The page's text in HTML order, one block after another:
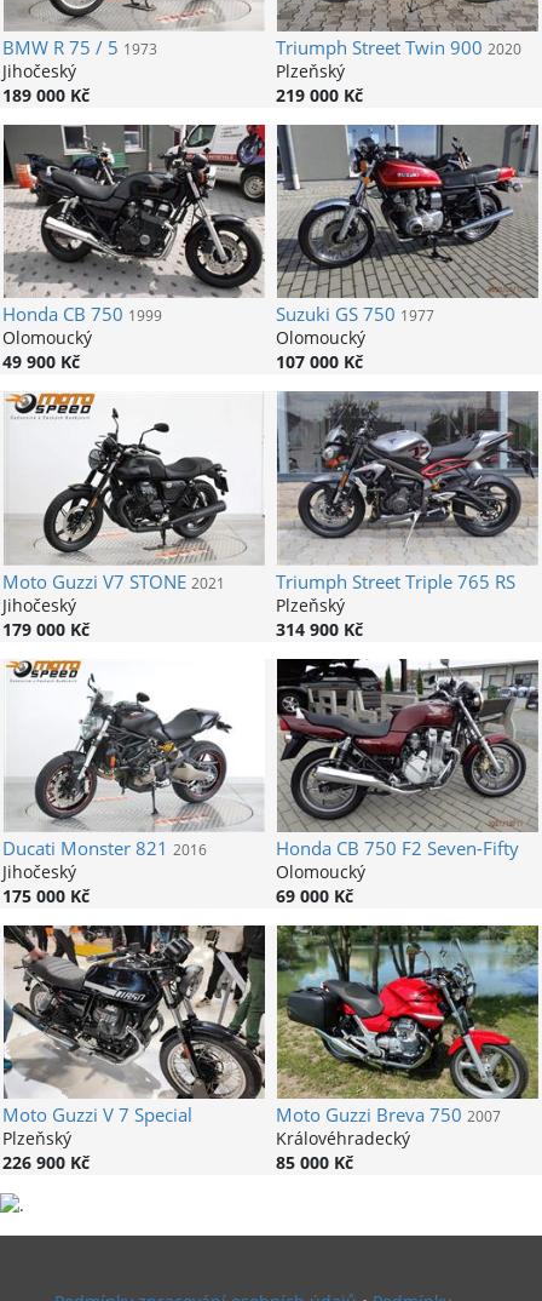
BMWR 75 / 5 1973
Jihočeský
189 000 Kč
Triumph Street Twin 900 2020
Plzeňský
219 000 Kč
HondaCB 750 1999
Olomoucký
49 900 Kč
Suzuki GS 750 1977
Olomoucký
107 000 Kč
Moto Guzzi V7 STONE 2021
Jihočeský
179 000 Kč
Triumph Street Triple 765 RS
Plzeňský
314 900 Kč
Ducati Monster 821 2016
Jihočeský
175 000 Kč
HondaCB 750 F2 Seven-Fifty
Olomoucký
69 000 Kč
Moto Guzzi V 7 Special
Plzeňský
226 900 Kč
Moto Guzzi Breva 750 2007
Královéhradecký
85 000 Kč